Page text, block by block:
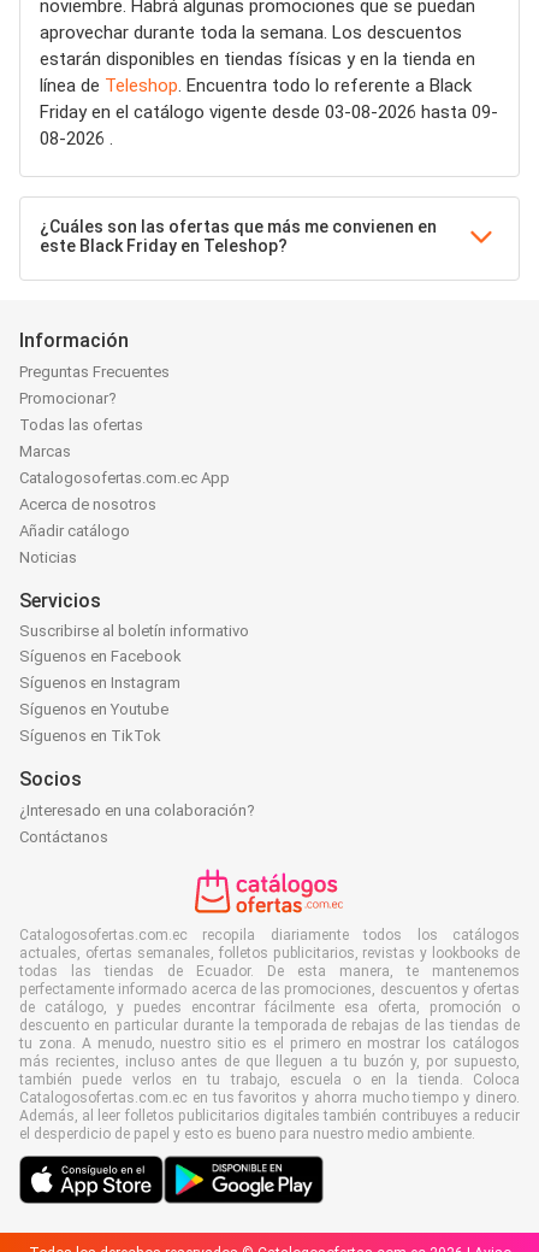
noviembre. Habrá algunas promociones que se puedan
aprovechar durante toda la semana. Los descuentos
estarán disponibles en tiendas físicas y en la tienda en
línea de Teleshop. Encuentra todo lo referente a Black
Friday en el catálogo vigente desde 03-08-2026 hasta 09-
08-2026 .
¿Cuáles son las ofertas que más me convienen en
este Black Friday en Teleshop?
Información
Preguntas Frecuentes
Promocionar?
Todas las ofertas
Marcas
Catalogosofertas.com.ec App
Acerca de nosotros
Añadir catálogo
Noticias
Servicios
Suscribirse al boletín informativo
Síguenos en Facebook
Síguenos en Instagram
Síguenos en Youtube
Síguenos en TikTok
Socios
¿Interesado en una colaboración?
Contáctanos
Catalogosofertas.com.ec recopila diariamente todos los catálogos
actuales, ofertas semanales, folletos publicitarios, revistas y lookbooks de
todas las tiendas de Ecuador. De esta manera, te mantenemos
perfectamente informado acerca de las promociones, descuentos y ofertas
de catálogo, y puedes encontrar fácilmente esa oferta, promoción o
descuento en particular durante la temporada de rebajas de las tiendas de
tu zona. A menudo, nuestro sitio es el primero en mostrar los catálogos
más recientes, incluso antes de que lleguen a tu buzón y, por supuesto,
también puede verlos en tu trabajo, escuela o en la tienda. Coloca
Catalogosofertas.com.ec en tus favoritos y ahorra mucho tiempo y dinero.
Además, al leer folletos publicitarios digitales también contribuyes a reducir
el desperdicio de papel y esto es bueno para nuestro medio ambiente.